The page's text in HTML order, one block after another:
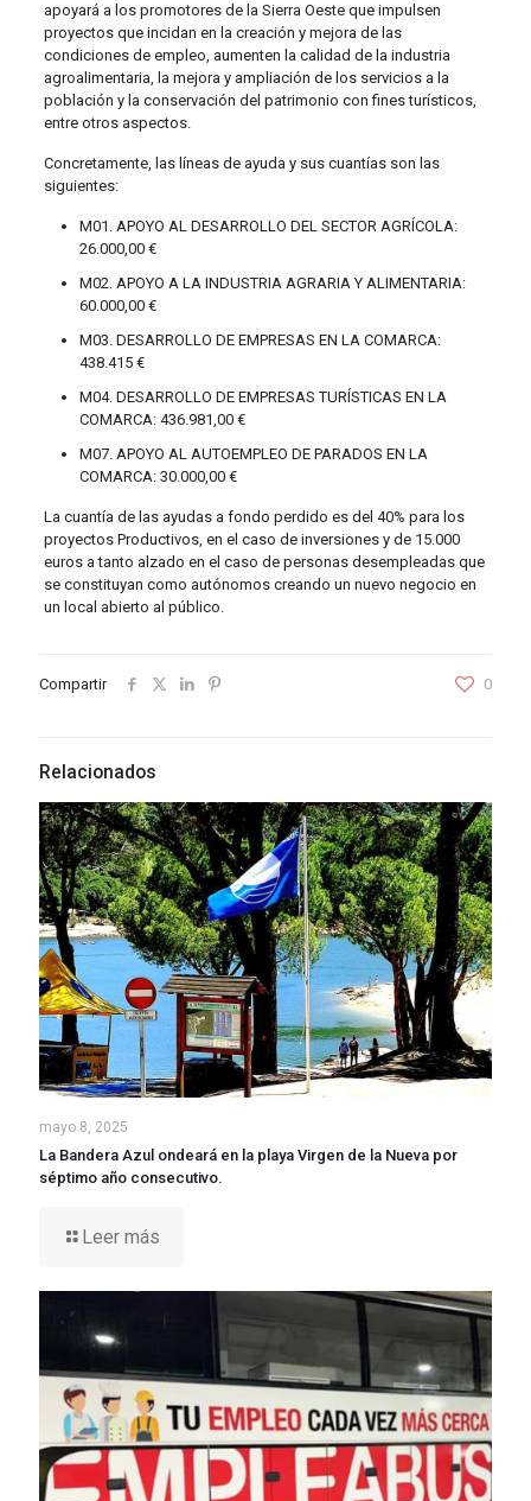
apoyará a los promotores de la Sierra Oeste que impulsen
proyectos que incidan en la creación y mejora de las
condiciones de empleo, aumenten la calidad de la industria
agroalimentaria, la mejora y ampliación de los servicios a la
población y la conservación del patrimonio con fines turísticos,
entre otros aspectos.
Concretamente, las líneas de ayuda y sus cuantías son las
siguientes:
M01. APOYO AL DESARROLLO DEL SECTOR AGRÍCOLA:
26.000,00 €
M02. APOYO A LA INDUSTRIA AGRARIA Y ALIMENTARIA:
60.000,00 €
M03. DESARROLLO DE EMPRESAS EN LA COMARCA:
438.415 €
M04. DESARROLLO DE EMPRESAS TURÍSTICAS EN LA
COMARCA: 436.981,00 €
M07. APOYO AL AUTOEMPLEO DE PARADOS EN LA
COMARCA: 30.000,00 €
La cuantía de las ayudas a fondo perdido es del 40% para los
proyectos Productivos, en el caso de inversiones y de 15.000
euros a tanto alzado en el caso de personas desempleadas que
se constituyan como autónomos creando un nuevo negocio en
un local abierto al público.
Compartir 0
Relacionados
mayo 8, 2025
La Bandera Azul ondeará en la playa Virgen de la Nueva por
séptimo año consecutivo.
Leer más